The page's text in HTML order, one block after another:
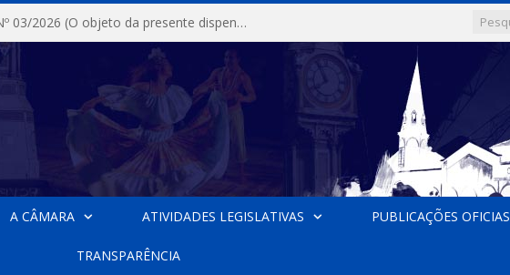
DISPENSA DE LICITAÇÃO Nº 03/2026 (O objeto da presente dispensa é a escolha da proposta mais vantajosa para a aquisição, de aparelhos de ar condicionado, tipo Split, com material de instalação e fogão industrial, conforme condições, quantidades e exigências estabelecidas no termo de referencia e neste aviso de contratação direta e seus anexos)
A CÂMARA ATIVIDADES LEGISLATIVAS PUBLICAÇÕES OFICIAS
TRANSPARÊNCIA